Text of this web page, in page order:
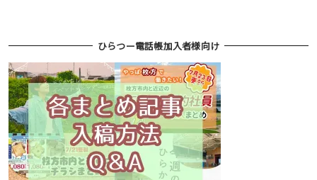
ひらつー電話帳加入者様向け